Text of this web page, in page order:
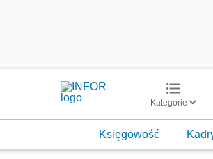
Kategorie
Księgowość